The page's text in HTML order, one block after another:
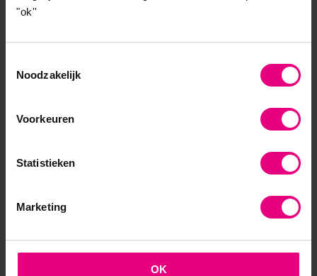
"ok''
Noodzakelijk
Voorkeuren
Statistieken
Marketing
OK
Marcel Grit MBA, Commercieel directeur
Leiderschap
? Kom
zusterorganisatieTSM.